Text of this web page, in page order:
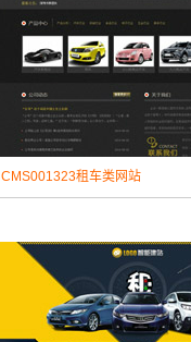
CMS001323租车类网站